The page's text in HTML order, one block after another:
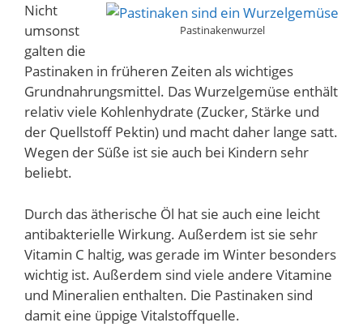
Pastinakenwurzel
Nicht
umsonst
galten die
Pastinaken in früheren Zeiten als wichtiges
Grundnahrungsmittel. Das Wurzelgemüse enthält
relativ viele Kohlenhydrate (Zucker, Stärke und
der Quellstoff Pektin) und macht daher lange satt.
Wegen der Süße ist sie auch bei Kindern sehr
beliebt.
Durch das ätherische Öl hat sie auch eine leicht
antibakterielle Wirkung. Außerdem ist sie sehr
Vitamin C haltig, was gerade im Winter besonders
wichtig ist. Außerdem sind viele andere Vitamine
und Mineralien enthalten. Die Pastinaken sind
damit eine üppige Vitalstoffquelle.